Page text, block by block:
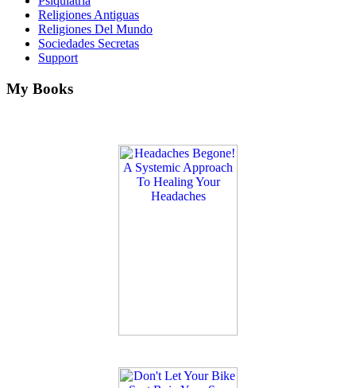
Religiones Antiguas
Religiones Del Mundo
Sociedades Secretas
Support
My Books